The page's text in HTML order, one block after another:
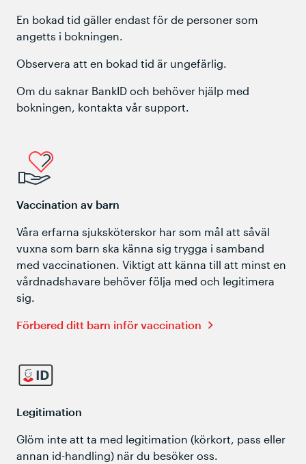
En bokad tid gäller endast för de personer som
angetts i bokningen.
Observera att en bokad tid är ungefärlig.
Om du saknar BankID och behöver hjälp med
bokningen, kontakta vår support.
Vaccination av barn
Våra erfarna sjuksköterskor har som mål att såväl
vuxna som barn ska känna sig trygga i samband
med vaccinationen. Viktigt att känna till att minst en
vårdnadshavare behöver följa med och legitimera
sig.
Förbered ditt barn inför vaccination
Legitimation
Glöm inte att ta med legitimation (körkort, pass eller
annan id-handling) när du besöker oss.